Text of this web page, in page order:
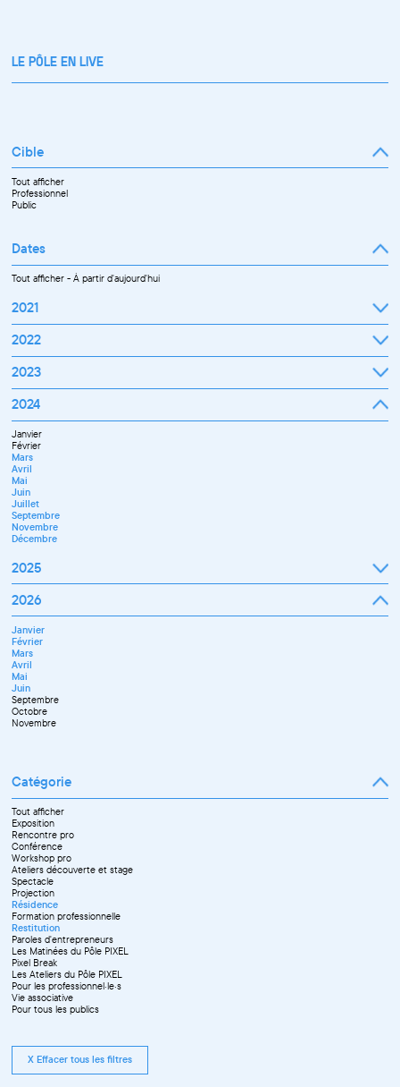
LE PÔLE EN LIVE
Cible
Tout afficher
Professionnel
Public
Dates
Tout afficher-À partir d'aujourd'hui
2021
Septembre
Novembre
Décembre
2022
Janvier
Mars
Avril
Juin
Juillet
Septembre
Octobre
Novembre
Décembre
2023
Janvier
Mars
Avril
Mai
Juin
Septembre
Octobre
Novembre
Décembre
2024
Janvier
Février
Mars
Avril
Mai
Juin
Juillet
Septembre
Novembre
Décembre
2025
Janvier
Février
Mars
Avril
Mai
Juin
Juillet
Septembre
Octobre
Novembre
Décembre
2026
Janvier
Février
Mars
Avril
Mai
Juin
Septembre
Octobre
Novembre
Catégorie
Tout afficher
Exposition
Rencontre pro
Conférence
Workshop pro
Ateliers découverte et stage
Spectacle
Projection
Résidence
Formation professionnelle
Restitution
Paroles d'entrepreneurs
Les Matinées du Pôle PIXEL
Pixel Break
Les Ateliers du Pôle PIXEL
Pour les professionnel·le·s
Vie associative
Pour tous les publics
X Effacer tous les filtres